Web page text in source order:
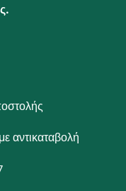
αντικαταβολή